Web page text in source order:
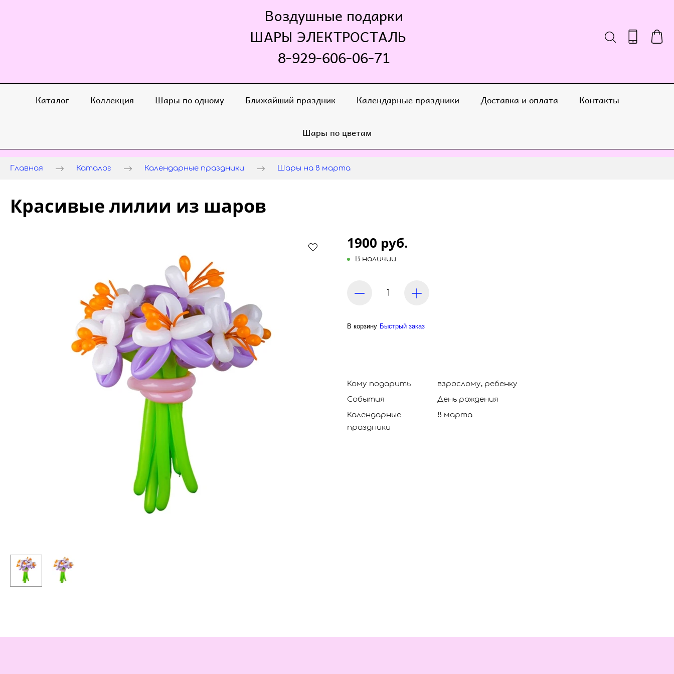
Воздушные подарки
ШАРЫ ЭЛЕКТРОСТАЛЬ
8-929-606-06-71
Каталог Коллекция Шары по одному Ближайший праздник Календарные праздники Доставка и оплата Контакты
Шары по цветам
Главная Каталог Календарные праздники Шары на 8 марта
Красивые лилии из шаров
1900 руб.
В наличии
В корзину Быстрый заказ
Кому подарить
взрослому, ребенку
События
День рождения
Календарные
праздники
8 марта